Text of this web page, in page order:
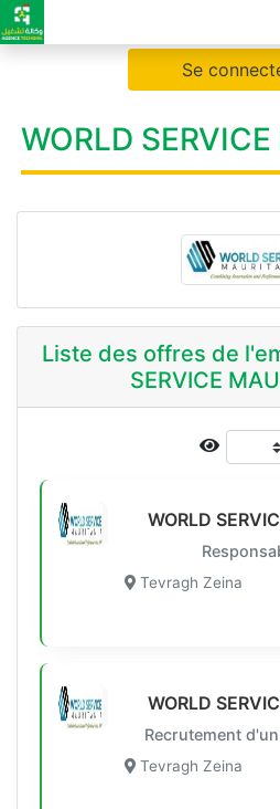
Se
WORLD
Liste des offres de
SERVICE
WORLD
Tevragh Zeina
WORLD
Recrutement
Tevragh Zeina